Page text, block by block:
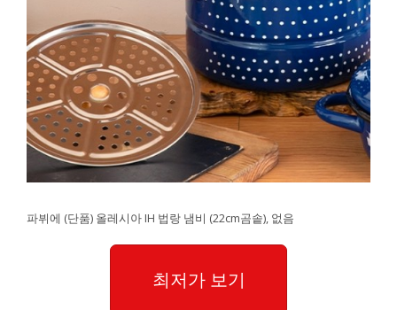
파뷔에 (단품) 올레시아 IH 법랑 냄비 (22cm곰솥), 없음
최저가 보기